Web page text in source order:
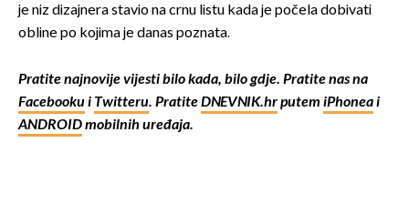
je niz dizajnera stavio na crnu listu kada je počela dobivati
obline po kojima je danas poznata.
Pratite najnovije vijesti bilo kada, bilo gdje. Pratite nas na
Facebookui Twitteru. PratiteDNEVNIK.hrputem iPhoneai
ANDROIDmobilnih uređaja.